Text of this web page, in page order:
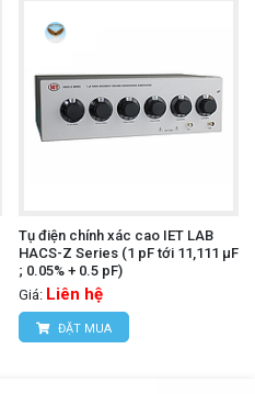
Tụ điện chính xác cao IET LAB
HACS-Z Series (1 pF tới 11,111 µF
; 0.05% + 0.5 pF)
Giá: Liên hệ
ĐẶT MUA